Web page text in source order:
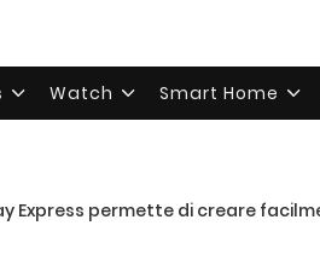
Watch Smart Home
Express permette di creare